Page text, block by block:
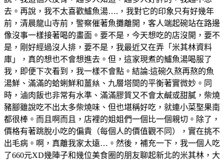
去。再說，我不太喜歡鱸魚湯….，我對它的印象只有好幾年
前，清晨龍山寺前，警察催著魚攤離開，客人端起碗站在路邊
像沒事一樣接著喝的畫面。要不是，今天想吃的店沒開，要不
是，剛好經過沒人排，要不是，我最近又在弄「米其林資料
庫」，真的想也不會想進去。但，這家現煮的鱸魚湯喝服了
我，即便下次看到，我一樣不會點。結論:這碗久熬再熬的魚
湯鮮、滿滿的蛤蜊鮮和薑𢇃、九層塔間的平衡著實微妙。同
時，滷肉飯也非常有水準、滿滿膠質又不會太鹹或甜膩，柴燒
豬腳雖說吃不出太多柴燒味、但也堪稱好吃，就連小菜埾果南
都很棒。而且啊而且，店裡的姐姐們一個比一個親切。除了，
價格有著跳脫小吃的偏貴（每個人的價值觀不同），實在挑不
出毛病。啊，真離我家太遠…。然後，補充一下，我一個人吃
了660元XD幾陣子和幾位美食圈的朋友聊起新北的米其林，大